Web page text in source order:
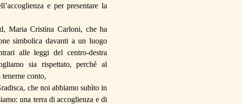
e per presentare la
Maria Cristina Carloni, che ha
simbolica davanti a un luogo
alle leggi del centro-destra
sia rispettato, perché al
conto,
che noi abbiamo subìto in
una terra di accoglienza e di